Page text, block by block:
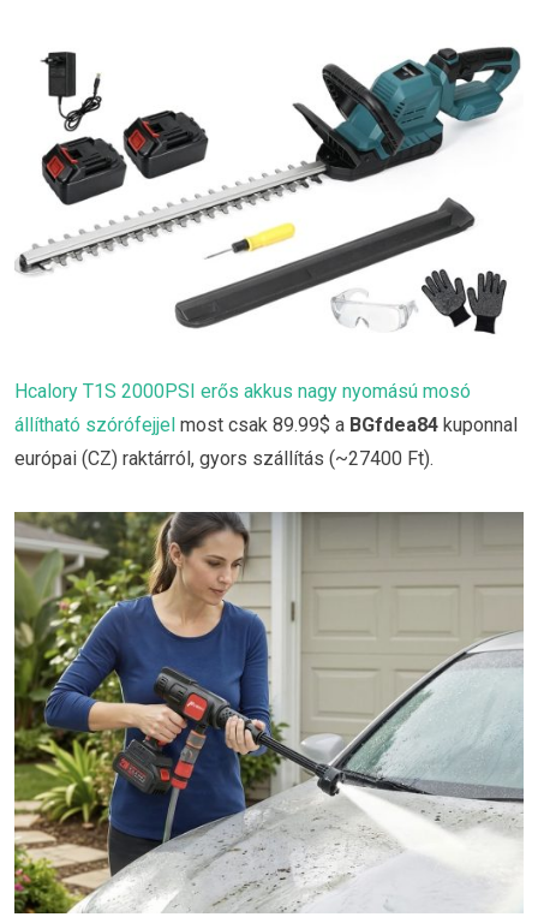
Hcalory T1S 2000PSI erős akkus nagy nyomású mosó
állítható szórófejjel most csak 89.99$ a BGfdea84 kuponnal
európai (CZ) raktárról, gyors szállítás (~27400 Ft).